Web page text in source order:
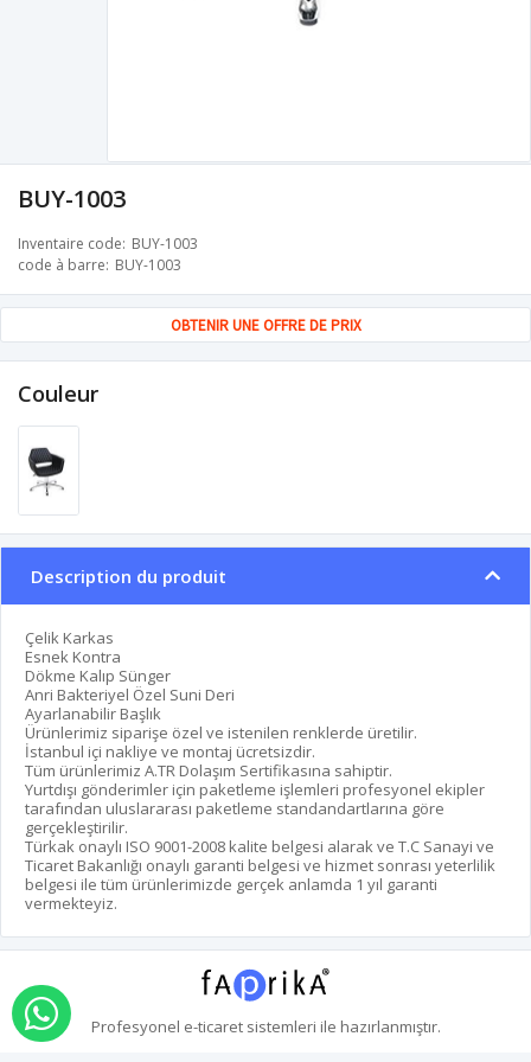
BUY-1003
Inventaire code BUY-1003
code à barre BUY-1003
OBTENIR UNE OFFRE DE PRIX
Couleur
Description du produit
Çelik Karkas
Esnek Kontra
Dökme Kalıp Sünger
Anri Bakteriyel Özel Suni Deri
Ayarlanabilir Başlık
Ürünlerimiz siparişe özel ve istenilen renklerde üretilir.
İstanbul içi nakliye ve montaj ücretsizdir.
Tüm ürünlerimiz A.TR Dolaşım Sertifikasına sahiptir.
Yurtdışı gönderimler için paketleme işlemleri profesyonel ekipler
tarafından uluslararası paketleme standandartlarına göre
gerçekleştirilir.
Türkak onaylı ISO 9001-2008 kalite belgesi alarak ve T.C Sanayi ve
Ticaret Bakanlığı onaylı garanti belgesi ve hizmet sonrası yeterlilik
belgesi ile tüm ürünlerimizde gerçek anlamda 1 yıl garanti
vermekteyiz.
Profesyonel e-ticaretsistemleri ile hazırlanmıştır.